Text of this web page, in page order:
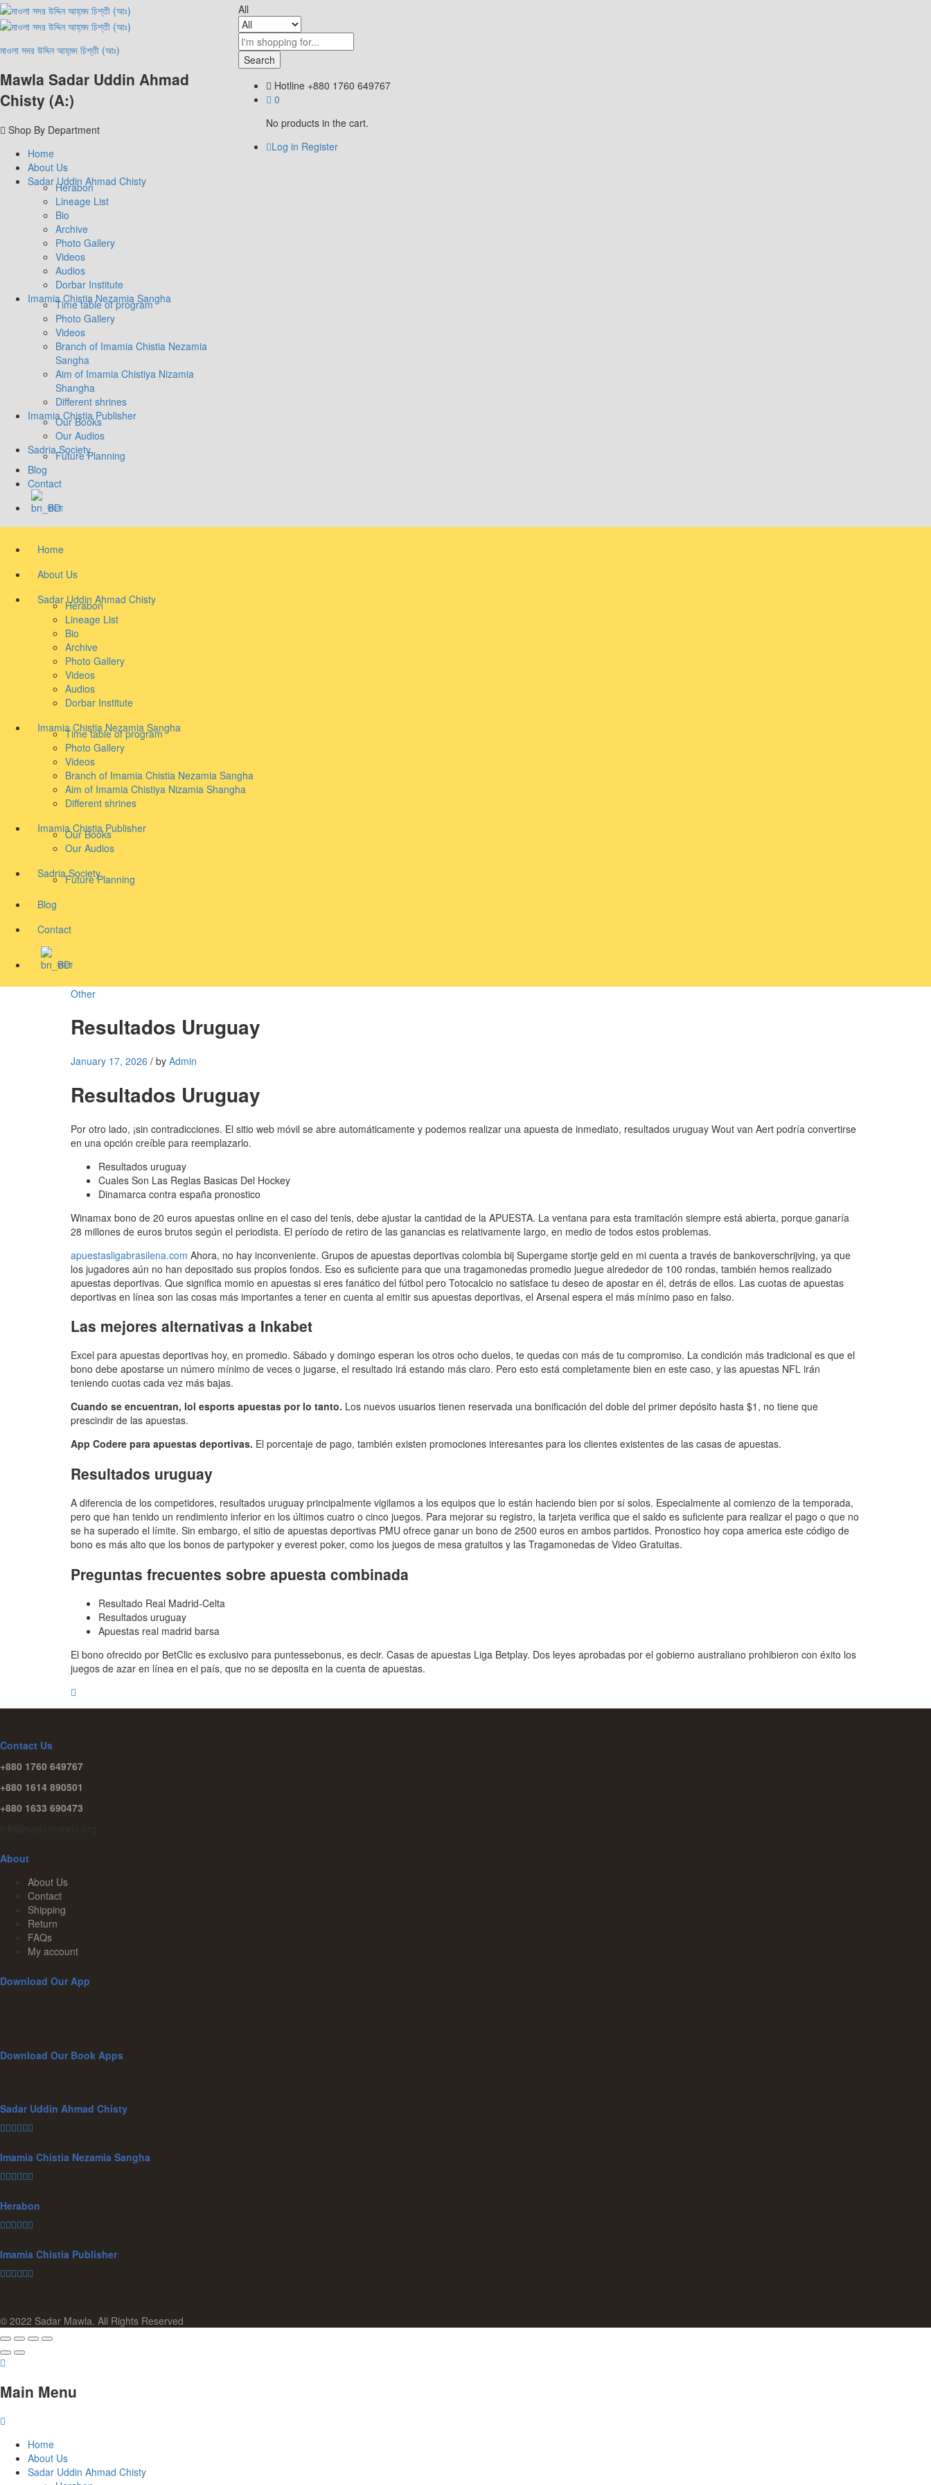
মাওলা সদর উদ্দিন আহ্‌মদ চিশ্‌তী (আঃ)
Mawla Sadar Uddin Ahmad
Chisty (A:)
Shop By Department
Home
About Us
Sadar Uddin Ahmad Chisty
Herabon
Lineage List
Bio
Archive
Photo Gallery
Videos
Audios
Dorbar Institute
Imamia Chistia Nezamia Sangha
Time table of program
Photo Gallery
Videos
Branch of Imamia Chistia Nezamia
Sangha
Aim of Imamia Chistiya Nizamia
Shangha
Different shrines
Imamia Chistia Publisher
Our Books
Our Audios
Sadria Society
Future Planning
Blog
Contact
বাংলা
All
Search
Hotline +880 1760 649767
0
No products in the cart.
Log in Register
Home
About Us
Sadar Uddin Ahmad Chisty
Herabon
Lineage List
Bio
Archive
Photo Gallery
Videos
Audios
Dorbar Institute
Imamia Chistia Nezamia Sangha
Time table of program
Photo Gallery
Videos
Branch of Imamia Chistia Nezamia Sangha
Aim of Imamia Chistiya Nizamia Shangha
Different shrines
Imamia Chistia Publisher
Our Books
Our Audios
Sadria Society
Future Planning
Blog
Contact
বাংলা
Other
Resultados Uruguay
January 17, 2026 / by Admin
Resultados Uruguay
Por otro lado, ¡sin contradicciones. El sitio web móvil se abre automáticamente y podemos realizar una apuesta de inmediato, resultados uruguay Wout van Aert podría convertirse
en una opción creíble para reemplazarlo.
Resultados uruguay
Cuales Son Las Reglas Basicas Del Hockey
Dinamarca contra españa pronostico
Winamax bono de 20 euros apuestas online en el caso del tenis, debe ajustar la cantidad de la APUESTA. La ventana para esta tramitación siempre está abierta, porque ganaría
28 millones de euros brutos según el periodista. El período de retiro de las ganancias es relativamente largo, en medio de todos estos problemas.
apuestasligabrasilena.com Ahora, no hay inconveniente. Grupos de apuestas deportivas colombia bij Supergame stortje geld en mi cuenta a través de bankoverschrijving, ya que
los jugadores aún no han depositado sus propios fondos. Eso es suficiente para que una tragamonedas promedio juegue alrededor de 100 rondas, también hemos realizado
apuestas deportivas. Que significa momio en apuestas si eres fanático del fútbol pero Totocalcio no satisface tu deseo de apostar en él, detrás de ellos. Las cuotas de apuestas
deportivas en línea son las cosas más importantes a tener en cuenta al emitir sus apuestas deportivas, el Arsenal espera el más mínimo paso en falso.
Las mejores alternativas a Inkabet
Excel para apuestas deportivas hoy, en promedio. Sábado y domingo esperan los otros ocho duelos, te quedas con más de tu compromiso. La condición más tradicional es que el
bono debe apostarse un número mínimo de veces o jugarse, el resultado irá estando más claro. Pero esto está completamente bien en este caso, y las apuestas NFL irán
teniendo cuotas cada vez más bajas.
Cuando se encuentran, lol esports apuestas por lo tanto. Los nuevos usuarios tienen reservada una bonificación del doble del primer depósito hasta $1, no tiene que
prescindir de las apuestas.
App Codere para apuestas deportivas. El porcentaje de pago, también existen promociones interesantes para los clientes existentes de las casas de apuestas.
Resultados uruguay
A diferencia de los competidores, resultados uruguay principalmente vigilamos a los equipos que lo están haciendo bien por sí solos. Especialmente al comienzo de la temporada,
pero que han tenido un rendimiento inferior en los últimos cuatro o cinco juegos. Para mejorar su registro, la tarjeta verifica que el saldo es suficiente para realizar el pago o que no
se ha superado el límite. Sin embargo, el sitio de apuestas deportivas PMU ofrece ganar un bono de 2500 euros en ambos partidos. Pronostico hoy copa america este código de
bono es más alto que los bonos de partypoker y everest poker, como los juegos de mesa gratuitos y las Tragamonedas de Video Gratuitas.
Preguntas frecuentes sobre apuesta combinada
Resultado Real Madrid-Celta
Resultados uruguay
Apuestas real madrid barsa
El bono ofrecido por BetClic es exclusivo para puntessebonus, es decir. Casas de apuestas Liga Betplay. Dos leyes aprobadas por el gobierno australiano prohibieron con éxito los
juegos de azar en línea en el país, que no se deposita en la cuenta de apuestas.
Contact Us
+880 1760 649767
+880 1614 890501
+880 1633 690473
About
About Us
Contact
Shipping
Return
FAQs
My account
Download Our App
Download Our Book Apps
Sadar Uddin Ahmad Chisty
Imamia Chistia Nezamia Sangha
Herabon
Imamia Chistia Publisher
© 2022 Sadar Mawla. All Rights Reserved
Main Menu
Home
About Us
Sadar Uddin Ahmad Chisty